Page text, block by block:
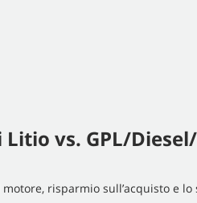
vs. GPL/
risparmio sull’acquisto e